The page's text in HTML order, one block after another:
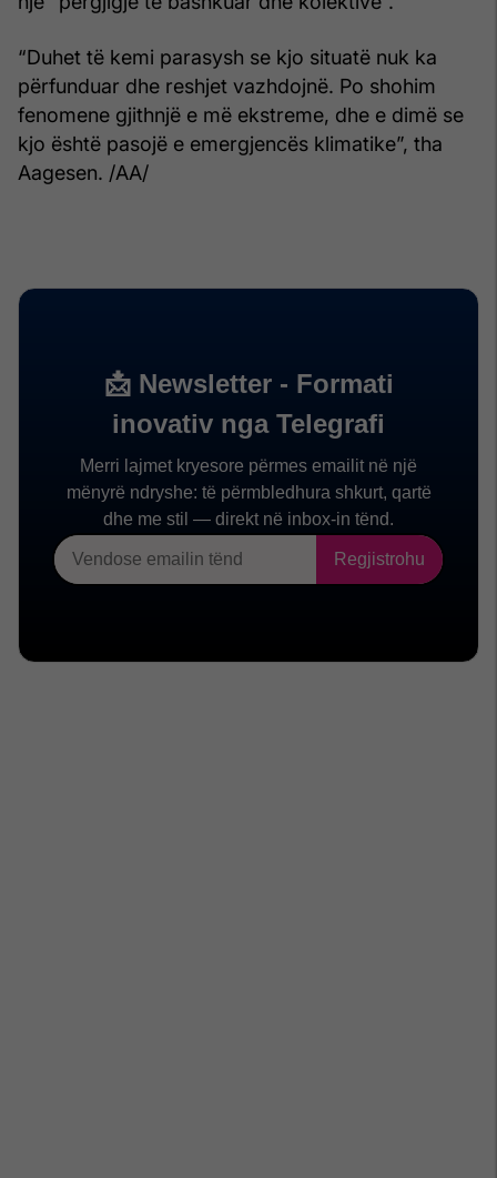
“Duhet të kemi parasysh se kjo situatë nuk ka
përfunduar dhe reshjet vazhdojnë. Po shohim
fenomene gjithnjë e më ekstreme, dhe e dimë se
kjo është pasojë e emergjencës klimatike”, tha
Aagesen. /AA/